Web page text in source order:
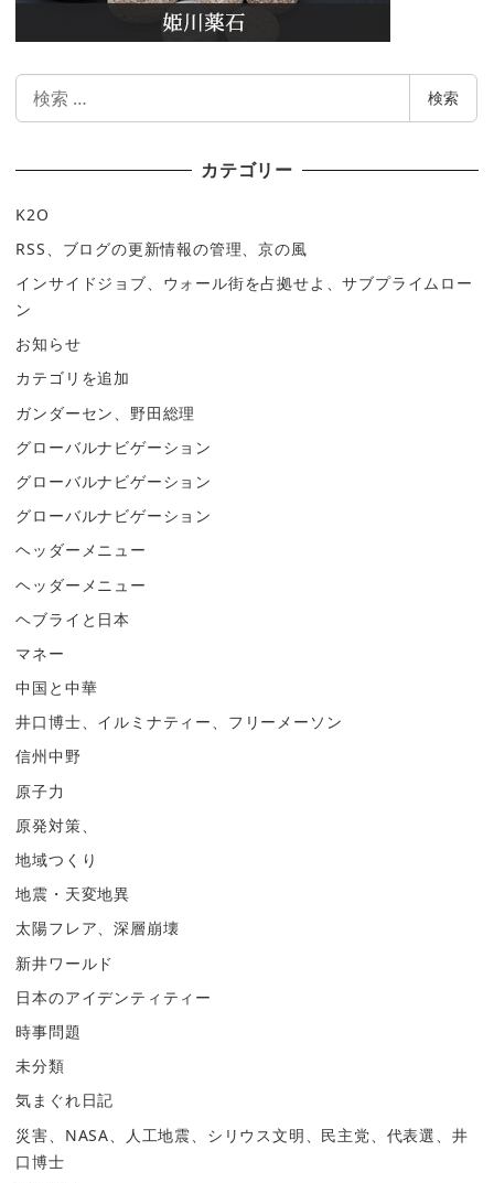
検
検索
カテゴリー
K2O
RSS、ブログの更新情報の管理、京の風
インサイドジョブ、ウォール街を占拠せよ、サブプライムロー
ン
お知らせ
カテゴリを追加
ガンダーセン、野田総理
グローバルナビゲーション
グローバルナビゲーション
グローバルナビゲーション
ヘッダーメニュー
ヘッダーメニュー
ヘブライと日本
マネー
中国と中華
井口博士、イルミナティー、フリーメーソン
信州中野
原子力
原発対策、
地域つくり
地震・天変地異
太陽フレア、深層崩壊
新井ワールド
日本のアイデンティティー
時事問題
未分類
気まぐれ日記
災害、NASA、人工地震、シリウス文明、民主党、代表選、井
口博士